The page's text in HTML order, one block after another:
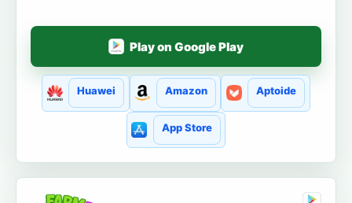
Play on Google Play
Huawei Amazon Aptoide
App Store